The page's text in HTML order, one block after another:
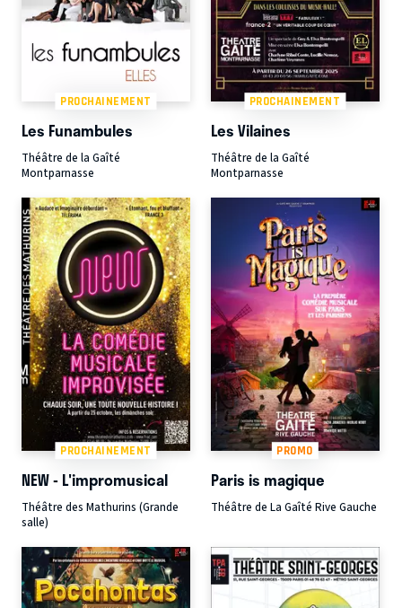
PROCHAINEMENT
Les Funambules
Théâtre de la Gaîté
Montparnasse
PROCHAINEMENT
Les Vilaines
Théâtre de la Gaîté
Montparnasse
PROCHAINEMENT
NEW - L'impromusical
Théâtre des Mathurins (Grande
salle)
PROMO
Paris is magique
Théâtre de La Gaîté Rive Gauche